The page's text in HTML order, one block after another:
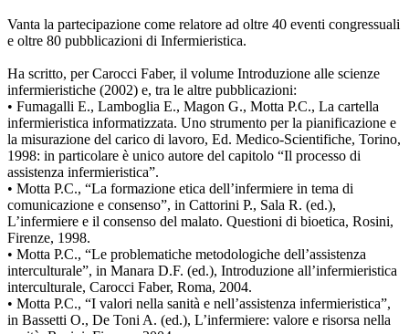
Vanta la partecipazione come relatore ad oltre 40 eventi congressuali
e oltre 80 pubblicazioni di Infermieristica.
Ha scritto, per Carocci Faber, il volume Introduzione alle scienze
infermieristiche (2002) e, tra le altre pubblicazioni:
• Fumagalli E., Lamboglia E., Magon G., Motta P.C., La cartella
infermieristica informatizzata. Uno strumento per la pianificazione e
la misurazione del carico di lavoro, Ed. Medico-Scientifiche, Torino,
1998: in particolare è unico autore del capitolo “Il processo di
assistenza infermieristica”.
• Motta P.C., “La formazione etica dell’infermiere in tema di
comunicazione e consenso”, in Cattorini P., Sala R. (ed.),
L’infermiere e il consenso del malato. Questioni di bioetica, Rosini,
Firenze, 1998.
• Motta P.C., “Le problematiche metodologiche dell’assistenza
interculturale”, in Manara D.F. (ed.), Introduzione all’infermieristica
interculturale, Carocci Faber, Roma, 2004.
• Motta P.C., “I valori nella sanità e nell’assistenza infermieristica”,
in Bassetti O., De Toni A. (ed.), L’infermiere: valore e risorsa nella